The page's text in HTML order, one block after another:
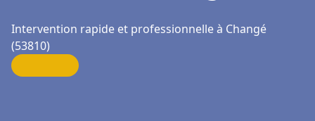
Intervention rapide et professionnelle à Changé
(53810)